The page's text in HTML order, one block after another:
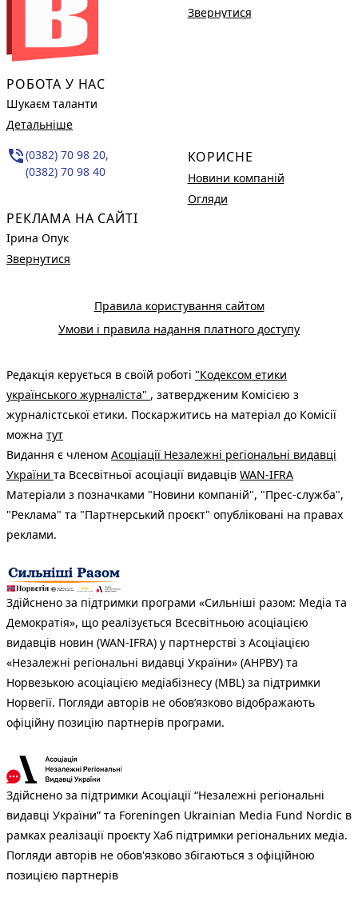
РОБОТА У НАС
Шукаєм таланти
Детальніше
phone_in_talk(0382) 70 98 20,
(0382) 70 98 40
РЕКЛАМА НА САЙТІ
Ірина Опук
Звернутися
Звернутися
КОРИСНЕ
Новини компаній
Огляди
Правила користування сайтом
Умови і правила надання платного доступу
Редакція керується в своїй роботі "Кодексом етики
українського журналіста" , затвердженим Комісією з
журналістської етики. Поскаржитись на матеріал до Комісії
можна тут
Видання є членом Асоціації Незалежні регіональні видавці
України та Всесвітньої асоціації видавців WAN-IFRA
Матеріали з позначками "Новини компаній", "Прес-служба",
"Реклама" та "Партнерський проєкт" опубліковані на правах
реклами.
Здійснено за підтримки програми «Сильніші разом: Медіа та
Демократія», що реалізується Всесвітньою асоціацією
видавців новин (WAN-IFRA) у партнерстві з Асоціацією
«Незалежні регіональні видавці України» (АНРВУ) та
Норвезькою асоціацією медіабізнесу (MBL) за підтримки
Норвегії. Погляди авторів не обов’язково відображають
офіційну позицію партнерів програми.
Здійснено за підтримки Асоціації “Незалежні регіональні
видавці України” та Foreningen Ukrainian Media Fund Nordic в
рамках реалізації проєкту Хаб підтримки регіональних медіа.
Погляди авторів не обов'язково збігаються з офіційною
позицією партнерів